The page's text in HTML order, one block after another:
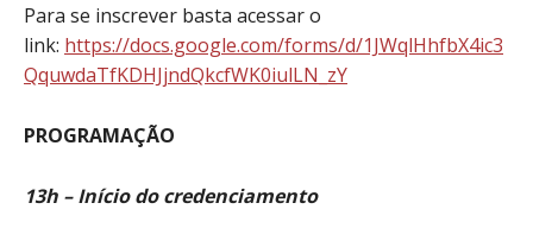
Para se inscrever basta acessar o
link: https://docs.google.com/forms/d/1JWqlHhfbX4ic3
QquwdaTfKDHJjndQkcfWK0iulLN_zY
PROGRAMAÇÃO
13h – Início do credenciamento